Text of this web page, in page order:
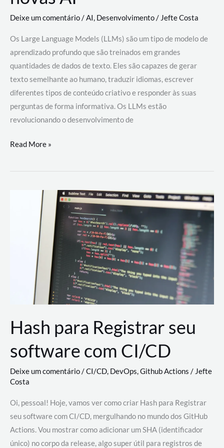
Deixe um comentário/AI, Desenvolvimento/ Jefte Costa
Os Large Language Models (LLMs) são um tipo de modelo de
aprendizado profundo que são treinados em grandes
quantidades de dados de texto. Eles são capazes de gerar
texto semelhante ao humano, traduzir idiomas, escrever
diferentes tipos de conteúdo criativo e responder às suas
perguntas de forma informativa. Os LLMs estão
revolucionando o desenvolvimento de
Large
Models
revolucionando
desenvolvimento
Read More »
Hash para Registrar seu
software com CI/CD
Deixe um comentário/CI/CD, DevOps,Github Actions /Jefte
Costa
Oi, pessoal! Hoje, vamos ver como criar Hash para Registrar
seu software com CI/CD, mergulhando no mundo dos GitHub
Actions. Vou mostrar como adicionar um SHA (identificador
único) no corpo da release, algo super útil para registros de